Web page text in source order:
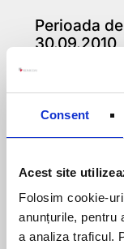
Consent
Acest site
Folosim cookie-
anunțurile, pentru
a analiza traficul.
Perioada
30.09.2010
Programul
Perioada
Perioada